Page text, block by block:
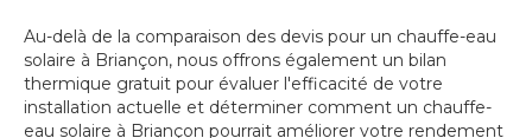
Au-delà de la comparaison des devis pour un chauffe-eau
solaire à Briançon, nous offrons également un bilan
thermique gratuit pour évaluer l'efficacité de votre
installation actuelle et déterminer comment un chauffe-
eau solaire à Briançon pourrait améliorer votre rendement